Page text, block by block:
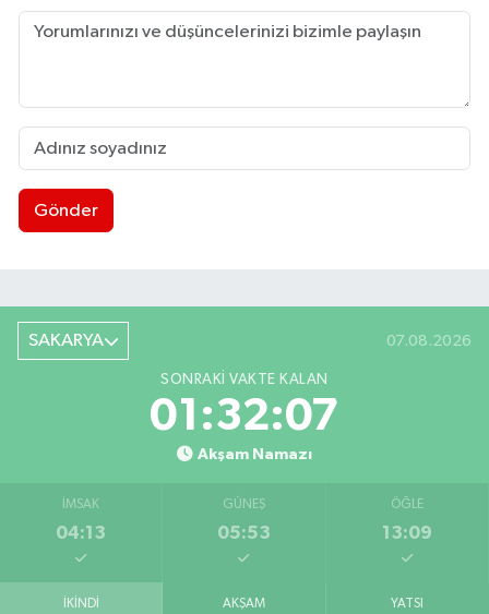
Gönder
SAKARYA 07.08.2026
SONRAKI VAKTE KALAN
01:32:06
Akşam Namazı
İMSAK
04:13
GÜNEŞ
05:53
ÖĞLE
13:09
İKINDI AKŞAM YATSI